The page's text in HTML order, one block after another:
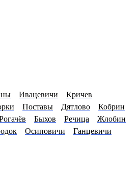
Ивацевичи
Кричев
Поставы Дятлово
Кобрин
Быхов Речица
Жлобин
Осиповичи
Ганцевичи